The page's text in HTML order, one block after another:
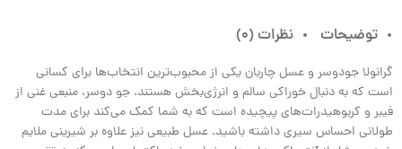
توضیحات نظرات (0)
گرانولا جودوسر و عسل چاربان یکی از محبوب‌ترین انتخاب‌ها برای کسانی
است که به دنبال خوراکی سالم و انرژی‌بخش هستند. جو دوسر، منبعی غنی از
فیبر و کربوهیدرات‌های پیچیده است که به شما کمک می‌کند برای مدت
طولانی احساس سیری داشته باشید. عسل طبیعی نیز علاوه بر شیرینی ملایم